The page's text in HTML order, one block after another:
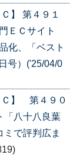
】 第４９１
ＥＣサイト
化、「ベスト
号）('25/04/0
Ｃ】 第４９０
八十八良葉
で評判広ま